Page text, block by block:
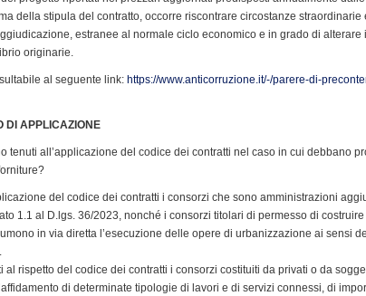
della stipula del contratto, occorre riscontrare circostanze straordinarie
estranee al normale ciclo economico e in grado di alterare
originarie.
al seguente link: https://www.anticorruzione.it/-/parere-di-
DI APPLICAZIONE
tenuti all’applicazione del codice dei contratti nel caso in cui debbano
del codice dei contratti i consorzi che sono amministrazioni
1.1 al D.lgs. 36/2023, nonché i consorzi titolari di permesso di
in via diretta l’esecuzione delle opere di urbanizzazione ai sensi
al rispetto del codice dei contratti i consorzi costituiti da privati o da
di determinate tipologie di lavori e di servizi connessi, di